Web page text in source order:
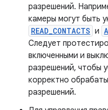
разрешений.
камеры могут быть
READ_CONTACTS и
Следует
включенными и
разрешений, чтобы
корректно
разрешений.